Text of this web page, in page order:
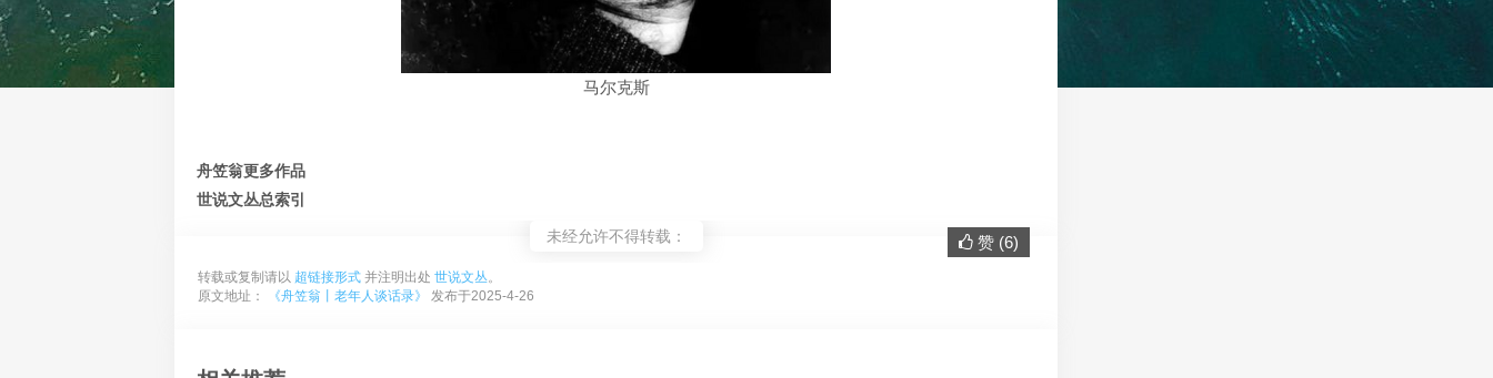
马尔克斯
舟笠翁更多作品
世说文丛总索引
赞 (6)
未经允许不得转载：
转载或复制请以 超链接形式 并注明出处 世说文丛。
原文地址：
《舟笠翁丨老年人谈话录》 发布于2025-4-26